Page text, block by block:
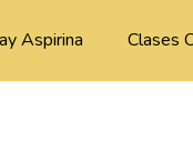
Aspirina Clases